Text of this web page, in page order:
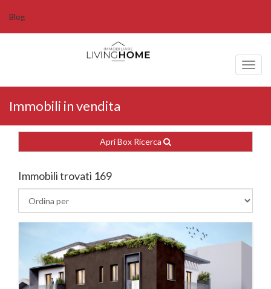
Blog
Immobili in vendita
Apri Box Ricerca
Immobili trovati 169